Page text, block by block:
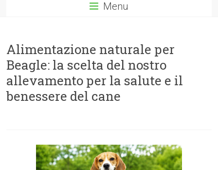
Menu
Alimentazione naturale per
Beagle: la scelta del nostro
allevamento per la salute e il
benessere del cane